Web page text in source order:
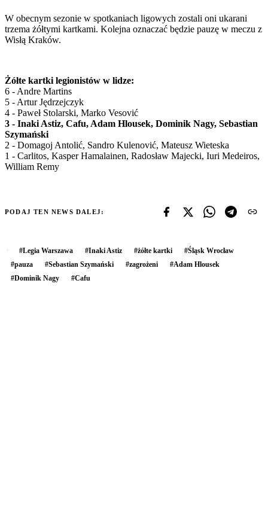
W obecnym sezonie w spotkaniach ligowych zostali oni ukarani
trzema żółtymi kartkami. Kolejna oznaczać będzie pauzę w meczu z
Wisłą Kraków.
Żółte kartki legionistów w lidze:
6 - Andre Martins
5 - Artur Jędrzejczyk
4 - Paweł Stolarski, Marko Vesović
3 - Inaki Astiz, Cafu, Adam Hlousek, Dominik Nagy, Sebastian
Szymański
2 - Domagoj Antolić, Sandro Kulenović, Mateusz Wieteska
1 - Carlitos, Kasper Hamalainen, Radosław Majecki, Iuri Medeiros,
William Remy
PODAJ TEN NEWS DALEJ:
#Legia Warszawa #Inaki Astiz #żółte kartki #Śląsk Wrocław
#pauza #Sebastian Szymański #zagrożeni #Adam Hlousek
#Dominik Nagy #Cafu